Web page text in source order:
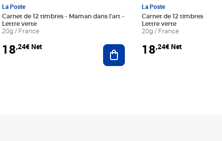
au panier
La Poste
Carnet de 12 timbres - Maman dans l'art -
Lettre verte
20g / France
18,24€ Net Ajouter au panier
La Poste
Carnet de 12 timbres - Le
Lettre verte
20g / France
18,24€ Net